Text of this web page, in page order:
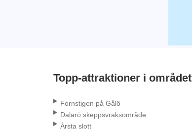
Topp-attraktioner i området
Fornstigen på Gålö
Dalarö skeppsvraksområde
Årsta slott